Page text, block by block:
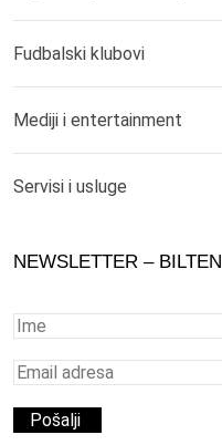
Fudbalski klubovi
Mediji i entertainment
Servisi i usluge
NEWSLETTER – BILTEN